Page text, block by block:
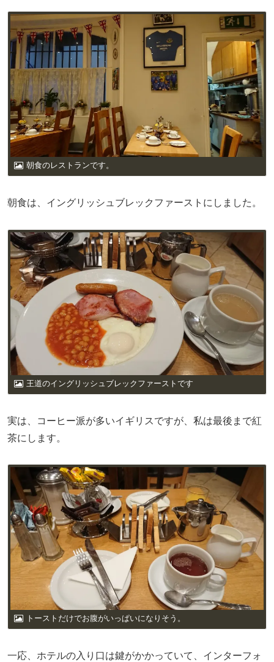
朝食のレストランです。
朝食は、イングリッシュブレックファーストにしました。
王道のイングリッシュブレックファーストです
実は、コーヒー派が多いイギリスですが、私は最後まで紅
茶にします。
トーストだけでお腹がいっぱいになりそう。
一応、ホテルの入り口は鍵がかかっていて、インターフォ